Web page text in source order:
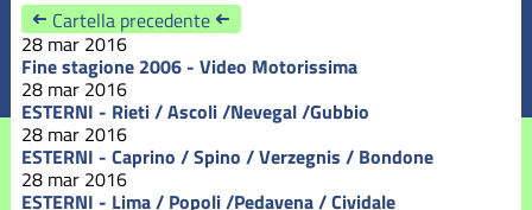
➜ Cartella precedente ➜
28 mar 2016
Fine stagione 2006 - Video Motorissima
28 mar 2016
ESTERNI - Rieti / Ascoli /Nevegal /Gubbio
28 mar 2016
ESTERNI - Caprino / Spino / Verzegnis / Bondone
28 mar 2016
ESTERNI - Lima / Popoli /Pedavena / Cividale
Bondone